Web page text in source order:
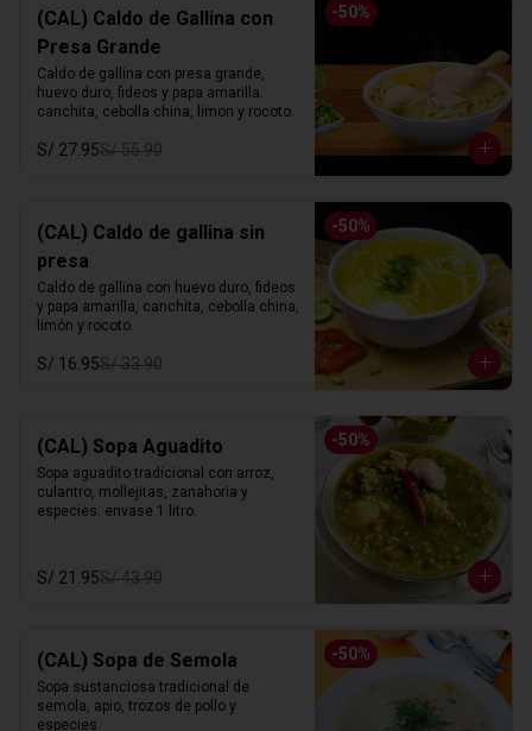
-50%
(CAL) Caldo de Gallina con
Presa Grande
Caldo de gallina con presa grande,
huevo duro, fideos y papa amarilla.
canchita, cebolla china, limon y rocoto.
S/ 27.95S/ 55.90
-50%
(CAL) Caldo de gallina sin
presa
Caldo de gallina con huevo duro, fideos
y papa amarilla, canchita, cebolla china,
limón y rocoto.
S/ 16.95S/ 33.90
-50%
(CAL) Sopa Aguadito
Sopa aguadito tradicional con arroz,
culantro, mollejitas, zanahoria y
especies. envase 1 litro.
S/ 21.95S/ 43.90
-50%
(CAL) Sopa de Semola
Sopa sustanciosa tradicional de
semola, apio, trozos de pollo y
especies.